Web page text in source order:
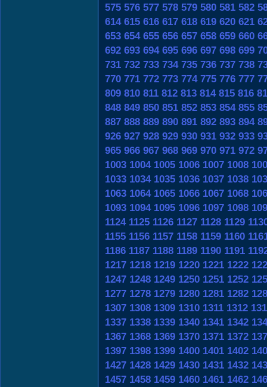
575 576 577 578 579 580 581 582
614 615 616 617 618 619 620 621
653 654 655 656 657 658 659 660
692 693 694 695 696 697 698 699
731 732 733 734 735 736 737 738
770 771 772 773 774 775 776 777
809 810 811 812 813 814 815 816
848 849 850 851 852 853 854 855
887 888 889 890 891 892 893 894
926 927 928 929 930 931 932 933
965 966 967 968 969 970 971 972
1003 1004 1005 1006 1007 1008
1033 1034 1035 1036 1037 1038
1063 1064 1065 1066 1067 1068
1093 1094 1095 1096 1097 1098
1124 1125 1126 1127 1128 1129
1155 1156 1157 1158 1159 1160
1186 1187 1188 1189 1190 1191
1217 1218 1219 1220 1221 1222
1247 1248 1249 1250 1251 1252
1277 1278 1279 1280 1281 1282
1307 1308 1309 1310 1311 1312
1337 1338 1339 1340 1341 1342
1367 1368 1369 1370 1371 1372
1397 1398 1399 1400 1401 1402
1427 1428 1429 1430 1431 1432
1457 1458 1459 1460 1461 1462